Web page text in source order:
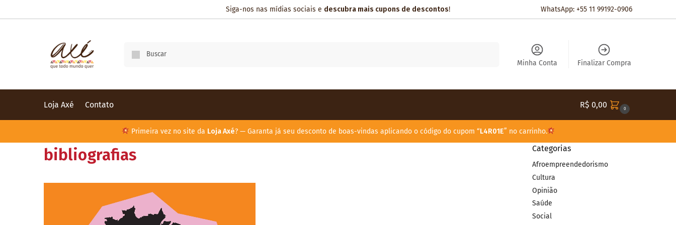
Siga-nos nas mídias sociais e descubra mais cupons de descontos! WhatsApp: +55 11 99192-0906
Minha Conta Finalizar Compra
Loja Axé Contato R$ 0,00 0
Primeira vez no site da Loja Axé? — Garanta já seu desconto de boas-vindas aplicando o código do cupom “L4R01E” no carrinho.
bibliografias Categorias
Afroempreendedorismo
Cultura
Opinião
Saúde
Social